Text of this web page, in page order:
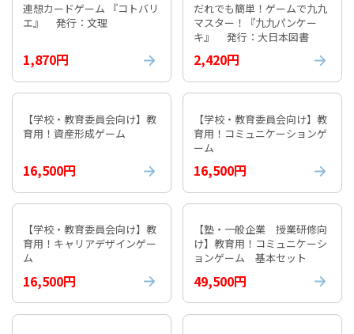
連想カードゲーム 『コトバリ
エ』 発行：文理
1,870円
だれでも簡単！ゲームで九九
マスター！『九九パンケー
キ』 発行：大日本図書
2,420円
【学校・教育委員会向け】教
育用！資産形成ゲーム
16,500円
【学校・教育委員会向け】教
育用！コミュニケーションゲ
ーム
16,500円
【学校・教育委員会向け】教
育用！キャリアデザインゲー
ム
16,500円
【塾・一般企業 授業研修向
け】教育用！コミュニケーシ
ョンゲーム 基本セット
49,500円